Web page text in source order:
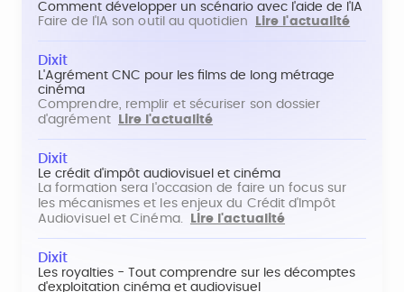
Comment développer un scénario avec l'aide de l'IA
Faire de l'IA son outil au quotidien
Lire l'actualité
Dixit
L'Agrément CNC pour les films de long métrage
cinéma
Comprendre, remplir et sécuriser son dossier
d'agrément
Lire l'actualité
Dixit
Le crédit d'impôt audiovisuel et cinéma
La formation sera l'occasion de faire un focus sur
les mécanismes et les enjeux du Crédit d'Impôt
Audiovisuel et Cinéma.
Lire l'actualité
Dixit
Les royalties - Tout comprendre sur les décomptes
d'exploitation cinéma et audiovisuel